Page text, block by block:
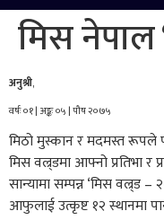
मिस
अनुश्री,
वर्षः ०१ | अङ्कः ०५ | पौष २०७५
मिठो मुस्कान र मदमस्त रूपले
मिस वल्र्डमा आफ्नो प्रतिभा
सान्यामा सम्पन्न ‘मिस वल्र्ड
आफुलाई उत्कृष्ट १२ स्थानमा